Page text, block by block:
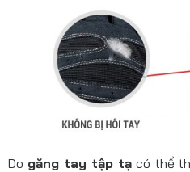
Do găng tay tập tạcó thể